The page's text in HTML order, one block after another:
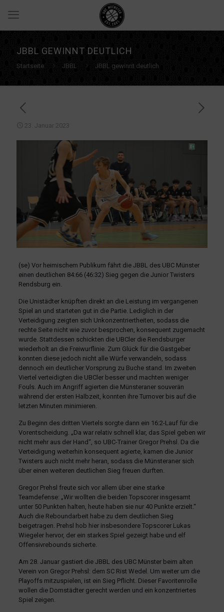
JBBL GEWINNT DEUTLICH
Startseite JBBL JBBL gewinnt deutlich
23. Januar 2023
(se) Vor heimischem Publikum fährt die JBBL des UBC Münster
einen deutlichen 84:66 (46:32) Sieg gegen die Junior Twisters
Rendsburg ein.
Die Unistädter knüpften direkt an die Leistung im vergangenen
Spiel an und starteten gut in die Partie. Lediglich in der
Verteidigung zeigten sich Unkonzentriertheiten, sodass die
rechte Seite nicht wie zuvor besprochen, konsequent zugemacht
wurde. Stattdessen schickten die UBCler die Rendsburger
wiederholt an die Freiwurflinie. Zum Glück für die Gastgeber
konnten diese jedoch nicht alle Würfe verwandeln, sodass
dennoch ein deutlicher Vorsprung zu Buche stand. Im zweiten
Viertel verteidigten die UBCler besser und machten weniger
Fouls. Auch im Angriff agierten die Münsteraner souverän
während der ersten Halbzeit, konnten ihre Turnover bis auf die
letzten Minuten minimieren.
Zu Beginn des dritten Viertels sorgte dann ein 16:2-Lauf für die
Vorentscheidung. „Da war relativ schnell klar, das Spiel geben wir
nicht mehr aus der Hand“, so UBC-Trainer Gregor Prehsl. Da die
Verteidigung weiterhin konsequent agierte, kamen die Junior
Twisters auch nicht mehr heran, sodass die Münsteraner sich
über einen weiteren deutlichen Sieg freuen durften.
Gregor Prehsl freute sich vor allem über eine starke
Teamdefense: „Wir wollten die beiden Topscorer insgesamt
unter 50 Punkten halten, heute haben sie nur 40 Punkte erzielt.“
Auch die Reboundarbeit habe zu dem deutlichen Sieg
beigetragen. Prehsl hob hier insbesondere Topscorer Lukas
Wiegeler hervor, der ein starkes Spiel gezeigt habe und elf
Offensivrebounds sicherte.
Am 28. Januar gastiert die JBBL des UBC Münster beim alten
Verein von Gregor Prehsl: dem SC Rist Wedel. Um weiter um die
Playoffs mitzuspielen, ist ein Sieg Pflicht. Dieser Favoritenrolle
wollen die Domstädter gerecht werden und ein konzentriertes
Spiel zeigen.